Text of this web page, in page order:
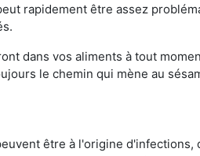
rapidement être assez
dans vos aliments à tout
le chemin qui mène au
être à l'origine d'infections,